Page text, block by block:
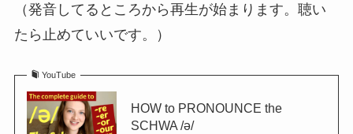
（発音してるところから再生が始まります。聴い
たら止めていいです。）
YouTube
HOW to PRONOUNCE the
SCHWA /ə/